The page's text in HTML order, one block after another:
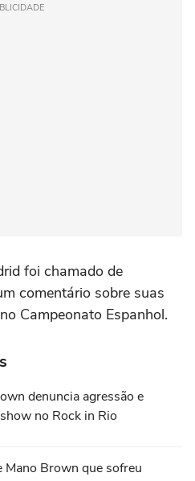
foi chamado de
comentário sobre suas
Campeonato Espanhol.
denuncia agressão e
no Rock in Rio
Mano Brown que sofreu